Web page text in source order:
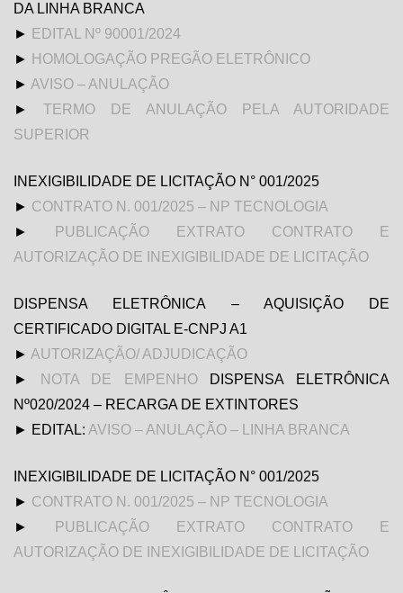
DA LINHA BRANCA
► EDITAL Nº 90001/2024
► HOMOLOGAÇÃO PREGÃO ELETRÔNICO
► AVISO – ANULAÇÃO
► TERMO DE ANULAÇÃO PELA AUTORIDADE
SUPERIOR
INEXIGIBILIDADE DE LICITAÇÃO N° 001/2025
► CONTRATO N. 001/2025 – NP TECNOLOGIA
►
PUBLICAÇÃO EXTRATO CONTRATO E
AUTORIZAÇÃO DE INEXIGIBILIDADE DE LICITAÇÃO
DISPENSA ELETRÔNICA – AQUISIÇÃO DE
CERTIFICADO DIGITAL E-CNPJ A1
► AUTORIZAÇÃO/ ADJUDICAÇÃO
►
NOTA DE EMPENHODISPENSA ELETRÔNICA
Nº020/2024 – RECARGA DE EXTINTORES
► EDITAL: AVISO – ANULAÇÃO – LINHA BRANCA
INEXIGIBILIDADE DE LICITAÇÃO N° 001/2025
► CONTRATO N. 001/2025 – NP TECNOLOGIA
►
PUBLICAÇÃO EXTRATO CONTRATO E
AUTORIZAÇÃO DE INEXIGIBILIDADE DE LICITAÇÃO